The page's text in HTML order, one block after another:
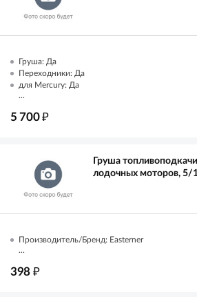
Груша: Да
Переходники: Да
для Mercury: Да
...
5 700₽
Груша
лодочных моторов, 5/
Производитель/Бренд: Easterner
...
398 ₽